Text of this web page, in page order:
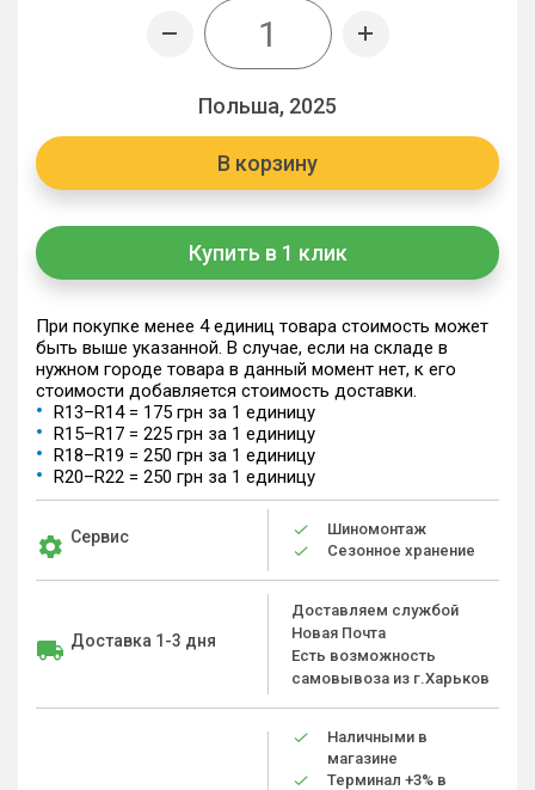
Польша, 2025
В корзину
Купить в 1 клик
При покупке менее 4 единиц товара стоимость может
быть выше указанной. В случае, если на складе в
нужном городе товара в данный момент нет, к его
стоимости добавляется стоимость доставки.
R13–R14 = 175 грн за 1 единицу
R15–R17 = 225 грн за 1 единицу
R18–R19 = 250 грн за 1 единицу
R20–R22 = 250 грн за 1 единицу
Сервис
Шиномонтаж
Сезонное хранение
Доставка 1-3 дня
Доставляем службой
Новая Почта
Есть возможность
самовывоза из г.Харьков
Наличными в
магазине
Терминал +3% в